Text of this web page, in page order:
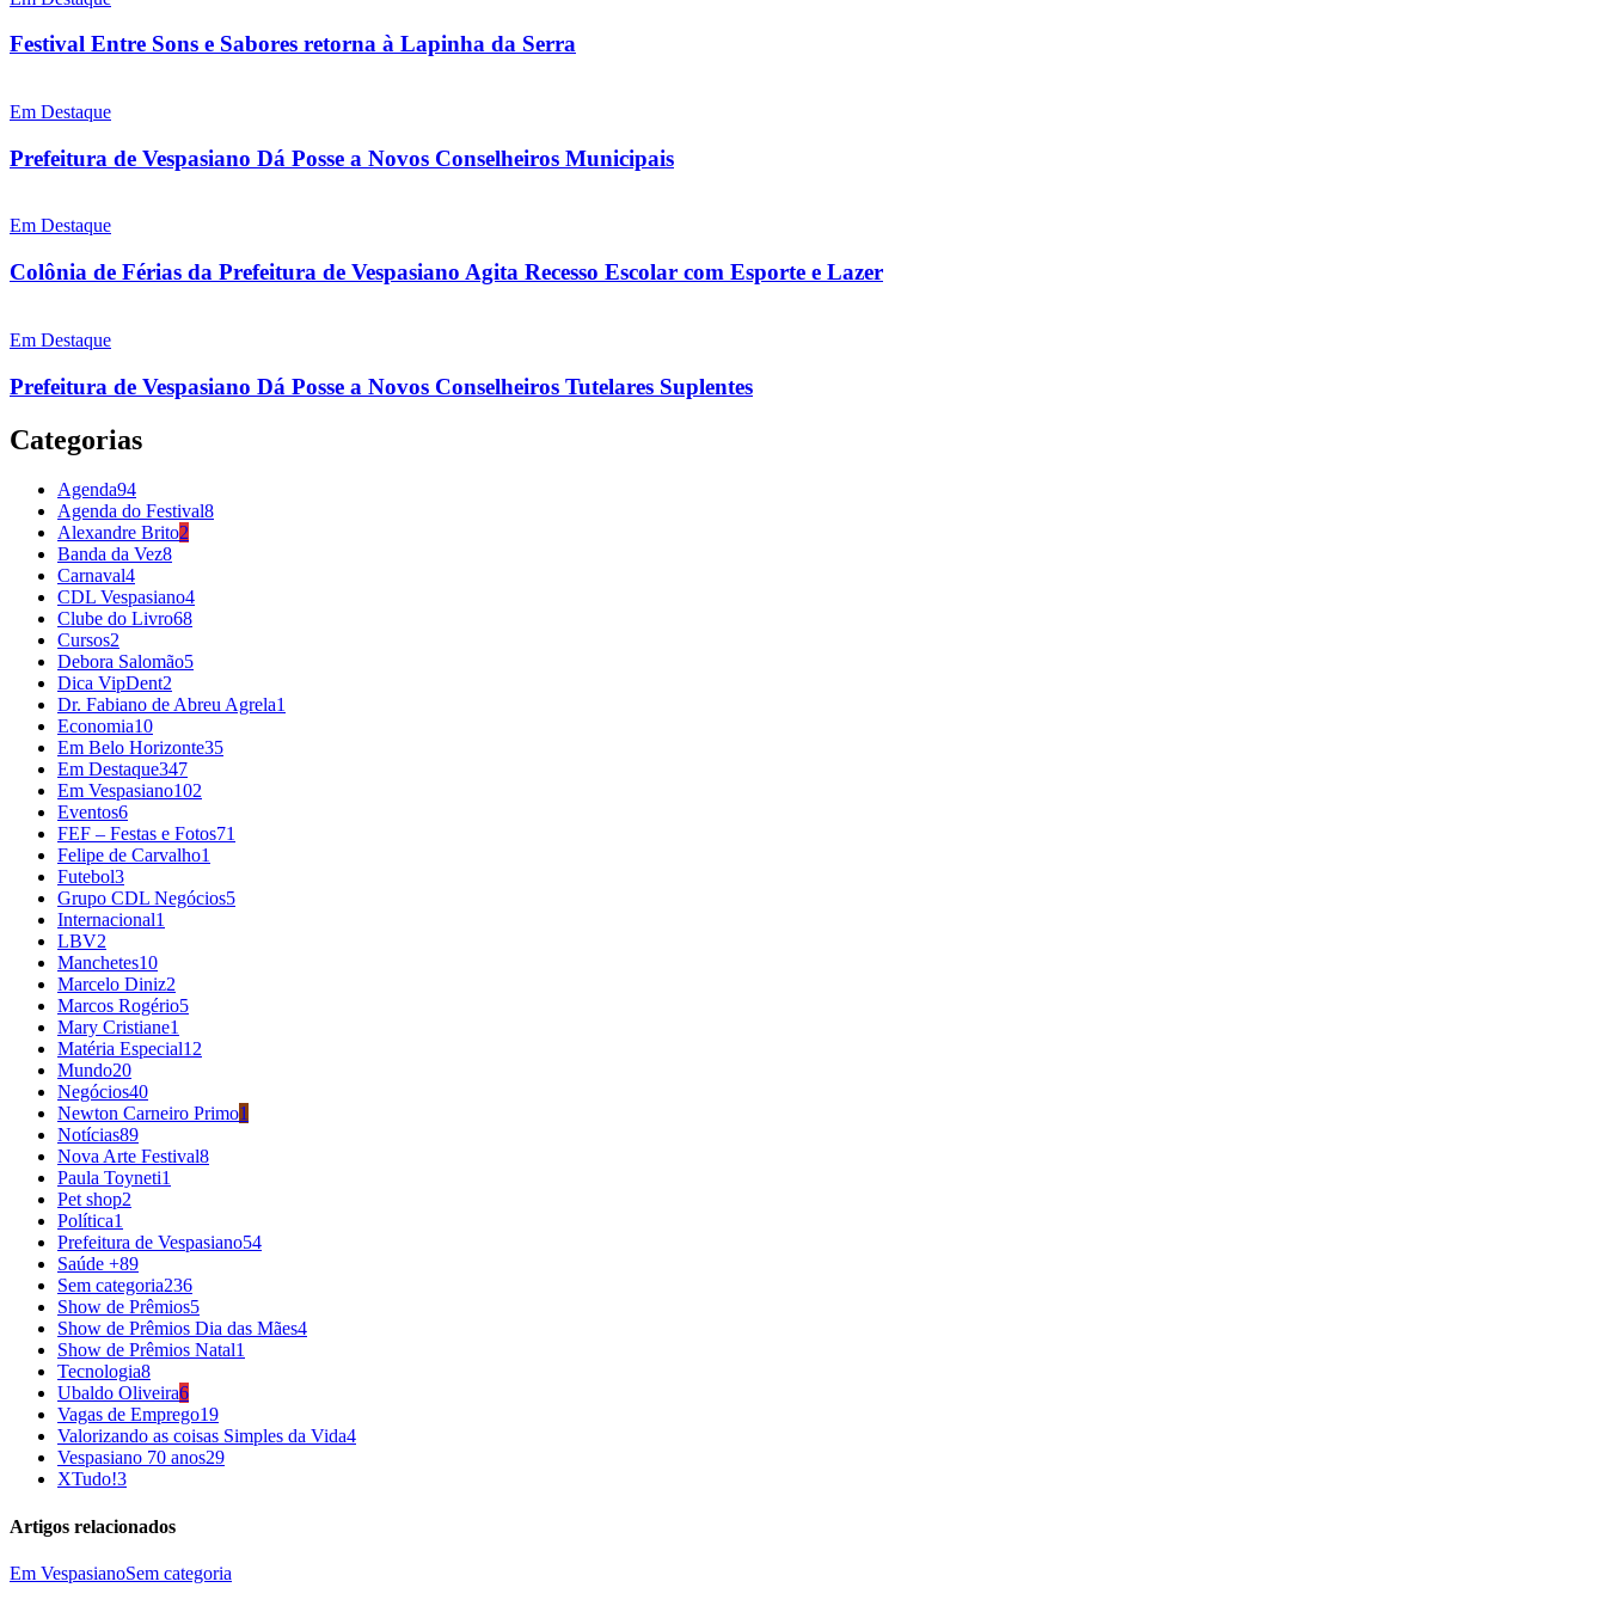
Festival Entre Sons e Sabores retorna à Lapinha da Serra
Em Destaque
Prefeitura de Vespasiano Dá Posse a Novos Conselheiros Municipais
Em Destaque
Colônia de Férias da Prefeitura de Vespasiano Agita Recesso Escolar com Esporte e Lazer
Em Destaque
Prefeitura de Vespasiano Dá Posse a Novos Conselheiros Tutelares Suplentes
Categorias
Agenda94
Agenda do Festival8
Alexandre Brito2
Banda da Vez8
Carnaval4
CDL Vespasiano4
Clube do Livro68
Cursos2
Debora Salomão5
Dica VipDent2
Dr. Fabiano de Abreu Agrela1
Economia10
Em Belo Horizonte35
Em Destaque347
Em Vespasiano102
Eventos6
FEF – Festas e Fotos71
Felipe de Carvalho1
Futebol3
Grupo CDL Negócios5
Internacional1
LBV2
Manchetes10
Marcelo Diniz2
Marcos Rogério5
Mary Cristiane1
Matéria Especial12
Mundo20
Negócios40
Newton Carneiro Primo1
Notícias89
Nova Arte Festival8
Paula Toyneti1
Pet shop2
Política1
Prefeitura de Vespasiano54
Saúde +89
Sem categoria236
Show de Prêmios5
Show de Prêmios Dia das Mães4
Show de Prêmios Natal1
Tecnologia8
Ubaldo Oliveira6
Vagas de Emprego19
Valorizando as coisas Simples da Vida4
Vespasiano 70 anos29
XTudo!3
Artigos relacionados
Em VespasianoSem categoria